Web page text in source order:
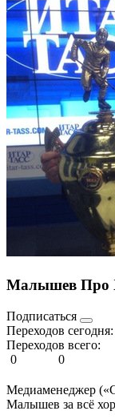
Малышев Про
Подписаться
Переходов сегодня:
Переходов всего:
0
0
Медиаменеджер
Малышев за всё